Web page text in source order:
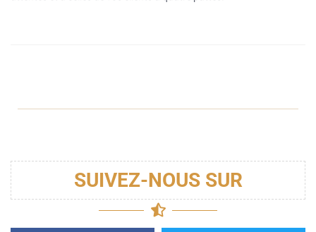
SUIVEZ-NOUS SUR